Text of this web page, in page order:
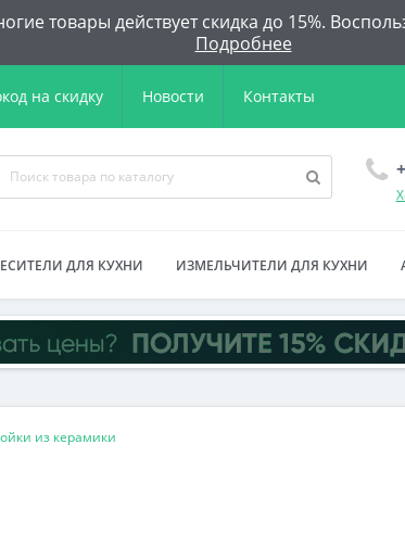
товары действует скидка до 15%.
Подробнее
на скидку Новости Контакты
ДЛЯ КУХНИ ИЗМЕЛЬЧИТЕЛИ ДЛЯ КУХНИ
из керамики